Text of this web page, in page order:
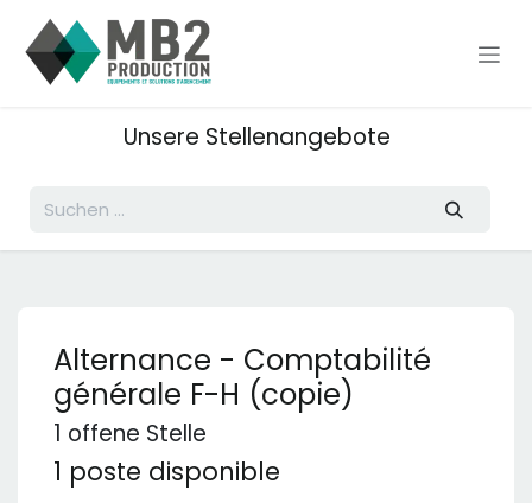
Unsere Stellenangebote
Alternance - Comptabilité
générale F-H (copie)
1 offene Stelle
1 poste disponible